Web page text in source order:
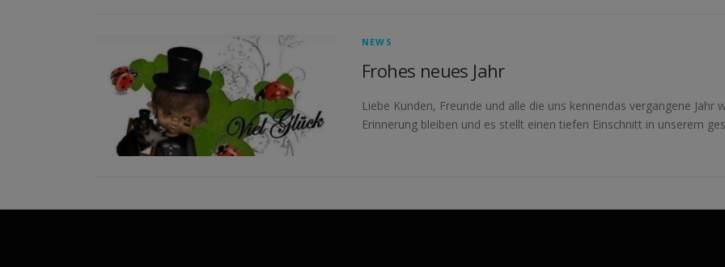
NEWS
Frohes neues Jahr
Liebe Kunden, Freunde und alle die uns kennendas vergangene
Erinnerung bleiben und es stellt einen tiefen Einschnitt in unserem